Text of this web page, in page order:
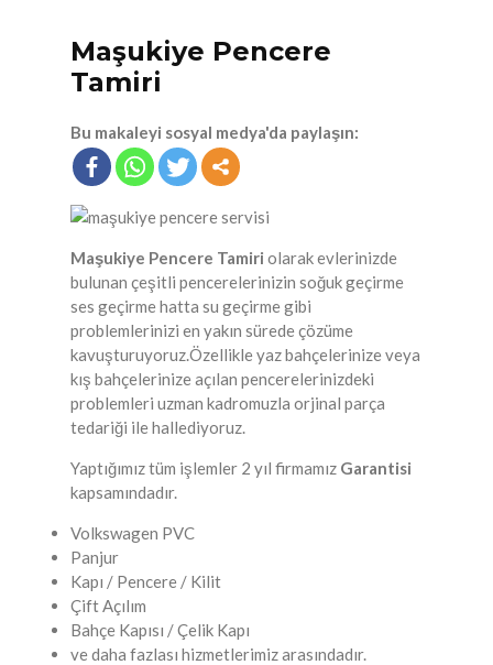
Maşukiye Pencere
Tamiri
Bu makaleyi sosyal medya'da paylaşın:
Maşukiye Pencere Tamiri olarak evlerinizde
bulunan çeşitli pencerelerinizin soğuk geçirme
ses geçirme hatta su geçirme gibi
problemlerinizi en yakın sürede çözüme
kavuşturuyoruz.Özellikle yaz bahçelerinize veya
kış bahçelerinize açılan pencerelerinizdeki
problemleri uzman kadromuzla orjinal parça
tedariği ile hallediyoruz.
Yaptığımız tüm işlemler 2 yıl firmamız Garantisi
kapsamındadır.
Volkswagen PVC
Panjur
Kapı / Pencere / Kilit
Çift Açılım
Bahçe Kapısı / Çelik Kapı
ve daha fazlası hizmetlerimiz arasındadır.